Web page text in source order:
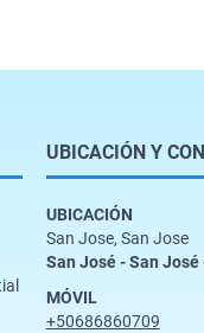
UBICACIÓN Y
UBICACIÓN
San Jose, San Jose
San José - San José
MÓVIL
+50686860709